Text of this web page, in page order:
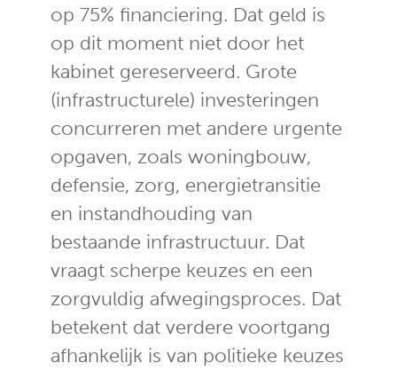
op 75% financiering. Dat geld is
op dit moment niet door het
kabinet gereserveerd. Grote
(infrastructurele) investeringen
concurreren met andere urgente
opgaven, zoals woningbouw,
defensie, zorg, energietransitie
en instandhouding van
bestaande infrastructuur. Dat
vraagt scherpe keuzes en een
zorgvuldig afwegingsproces. Dat
betekent dat verdere voortgang
afhankelijk is van politieke keuzes